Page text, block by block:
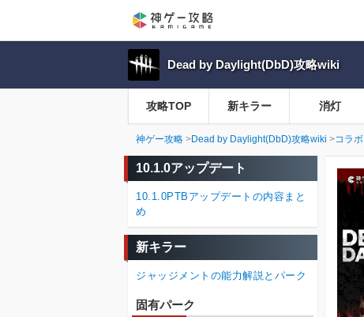
Dead by Daylight(DbD)攻略wiki
攻略TOP 新キラー 消灯
神ゲー攻略 Dead by Daylight(DbD)攻略wiki コラボ
10.1.0アップデート
10.1.0PTBアップデートの内容まと
め
新キラー
ジャッジメントの能力解説とパーク
固有パーク